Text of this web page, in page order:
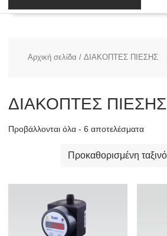
Αρχική σελίδα / ΔΙΑΚΟΠΤΕΣ ΠΙΕΣΗΣ
ΔΙΑΚΟΠΤΕΣ ΠΙΕΣΗΣ
Προβάλλονται όλα - 6 αποτελέσματα